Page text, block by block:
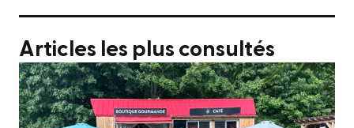
Articles les plus consultés